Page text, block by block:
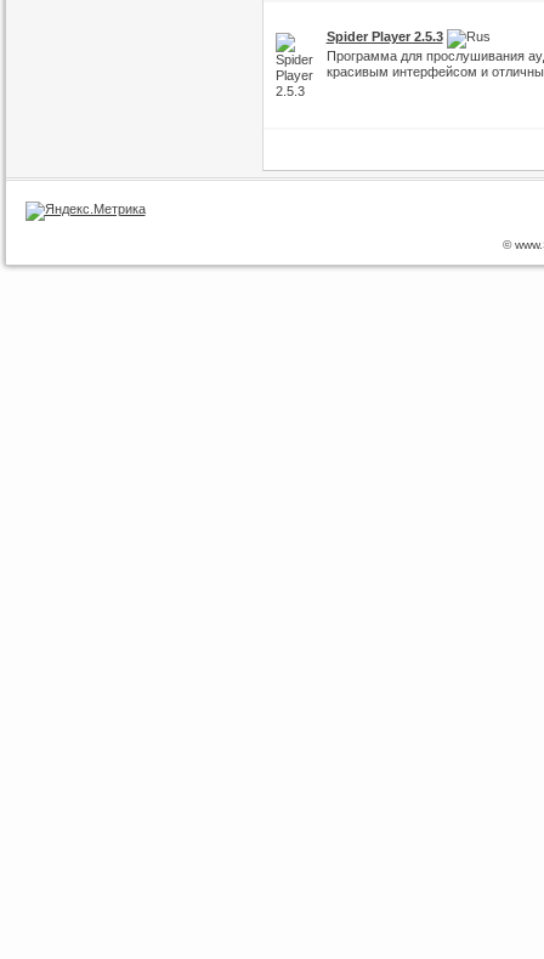
Spider Player 2.5.3
Программа для прослушивания
красивым интерфейсом и
©